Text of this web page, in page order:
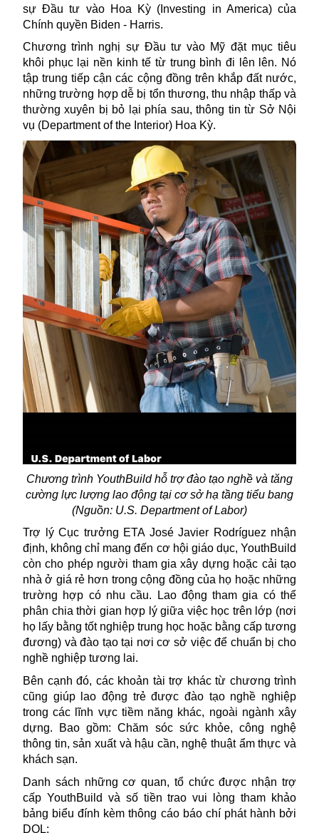
sự Đầu tư vào Hoa Kỳ (Investing in America) của
Chính quyền Biden - Harris.
Chương trình nghị sự Đầu tư vào Mỹ đặt mục tiêu
khôi phục lại nền kinh tế từ trung bình đi lên lên. Nó
tập trung tiếp cận các cộng đồng trên khắp đất nước,
những trường hợp dễ bị tổn thương, thu nhập thấp và
thường xuyên bị bỏ lại phía sau, thông tin từ Sở Nội
vụ (Department of the Interior) Hoa Kỳ.
Chương trình YouthBuild hỗ trợ đào tạo nghề và tăng
cường lực lượng lao động tại cơ sở hạ tầng tiểu bang
(Nguồn: U.S. Department of Labor)
Trợ lý Cục trưởng ETA José Javier Rodríguez nhận
định, không chỉ mang đến cơ hội giáo dục, YouthBuild
còn cho phép người tham gia xây dựng hoặc cải tạo
nhà ở giá rẻ hơn trong cộng đồng của họ hoặc những
trường hợp có nhu cầu. Lao động tham gia có thể
phân chia thời gian hợp lý giữa việc học trên lớp (nơi
họ lấy bằng tốt nghiệp trung học hoặc bằng cấp tương
đương) và đào tạo tại nơi cơ sở việc để chuẩn bị cho
nghề nghiệp tương lai.
Bên cạnh đó, các khoản tài trợ khác từ chương trình
cũng giúp lao động trẻ được đào tạo nghề nghiệp
trong các lĩnh vực tiềm năng khác, ngoài ngành xây
dựng. Bao gồm: Chăm sóc sức khỏe, công nghệ
thông tin, sản xuất và hậu cần, nghệ thuật ẩm thực và
khách sạn.
Danh sách những cơ quan, tổ chức được nhận trợ
cấp YouthBuild và số tiền trao vui lòng tham khảo
bảng biểu đính kèm thông cáo báo chí phát hành bởi
DOL: